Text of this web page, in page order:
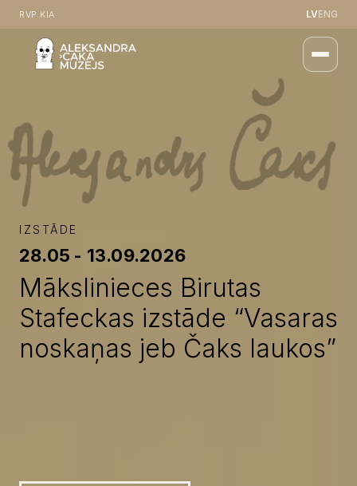
RVP KIA LVENG
IZSTĀDE
28.05 - 13.09.2026
Mākslinieces Birutas
Stafeckas izstāde “Vasaras
noskaņas jeb Čaks laukos”